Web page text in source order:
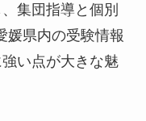
集団指導と個別
媛県内の受験情報
い点が大きな魅